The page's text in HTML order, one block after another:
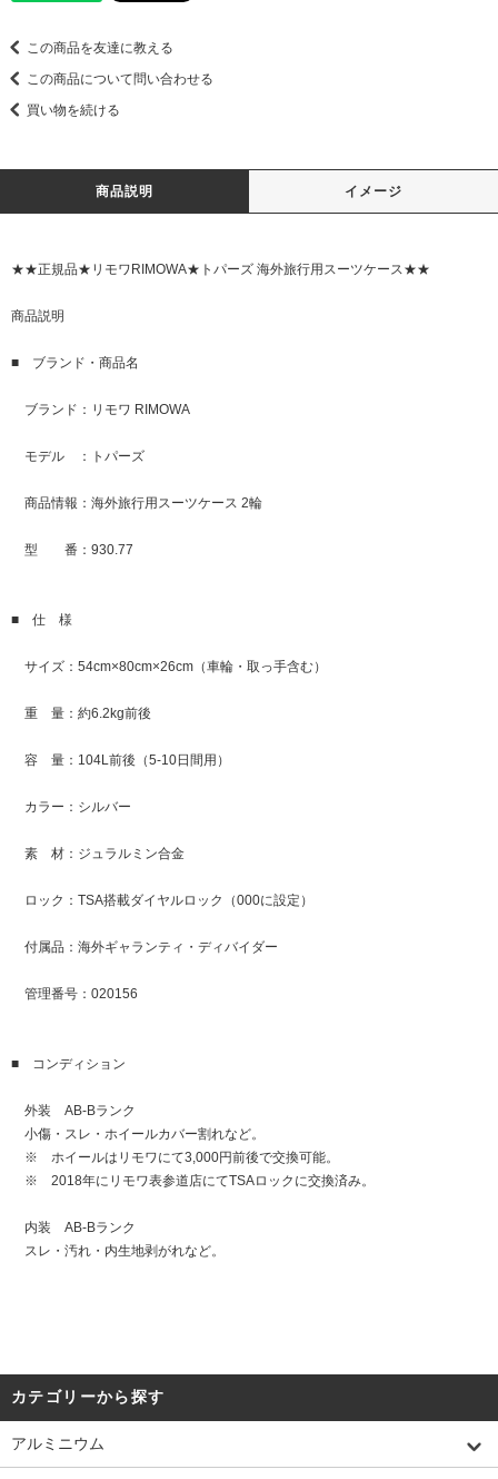
この商品を友達に教える
この商品について問い合わせる
買い物を続ける
商品説明 イメージ
★★正規品★リモワRIMOWA★トパーズ 海外旅行用スーツケース★★
商品説明
■ ブランド・商品名
ブランド：リモワ RIMOWA
モデル ：トパーズ
商品情報：海外旅行用スーツケース 2輪
型 番：930.77
■ 仕 様
サイズ：54cm×80cm×26cm（車輪・取っ手含む）
重 量：約6.2kg前後
容 量：104L前後（5-10日間用）
カラー：シルバー
素 材：ジュラルミン合金
ロック：TSA搭載ダイヤルロック（000に設定）
付属品：海外ギャランティ・ディバイダー
管理番号：020156
■ コンディション
外装 AB-Bランク
小傷・スレ・ホイールカバー割れなど。
※ ホイールはリモワにて3,000円前後で交換可能。
※ 2018年にリモワ表参道店にてTSAロックに交換済み。
内装 AB-Bランク
スレ・汚れ・内生地剥がれなど。
カテゴリーから探す
アルミニウム